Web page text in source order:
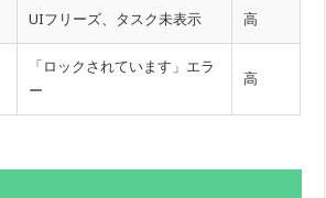
UIフリーズ、タスク未表示 高
「ロックされています」エラ
ー
高